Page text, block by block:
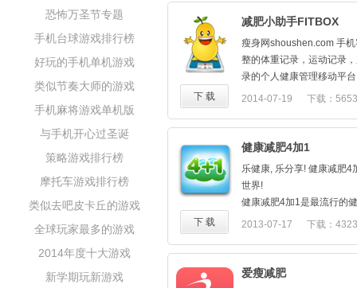
恐怖万圣节专题
手机台球游戏排行榜
好玩的手机单机游戏
类似节奏大师的游戏
手机麻将游戏单机版
与手机开心过圣诞
策略游戏排行榜
摩托车游戏排行榜
类似去吧皮卡丘的游戏
全球玩家最多的游戏
2014年度十大游戏
新学期玩新游戏
减肥小助手FITBOX
瘦身网shoushen.com 手
整的体重记录，运动记录
录的个人健康管理移动平
热量查询，运动热量查询
验。用户可以随时随地查
量，同时提供每日饮食记
运动消耗热量平衡数值使
小助手帮助您随心掌控自
的贴心应用.大家一起来运
2014-07-19 下载：
下 载
健康减肥4加1
乐健康, 乐分享! 健康减肥
世界!
健康减肥4加1是最流行的
(www.4jia1.com)为
健康减肥4加1利用
加速度计和六轴陀螺仪,结
2013-07-17 下载：
下 载
爱瘦减肥